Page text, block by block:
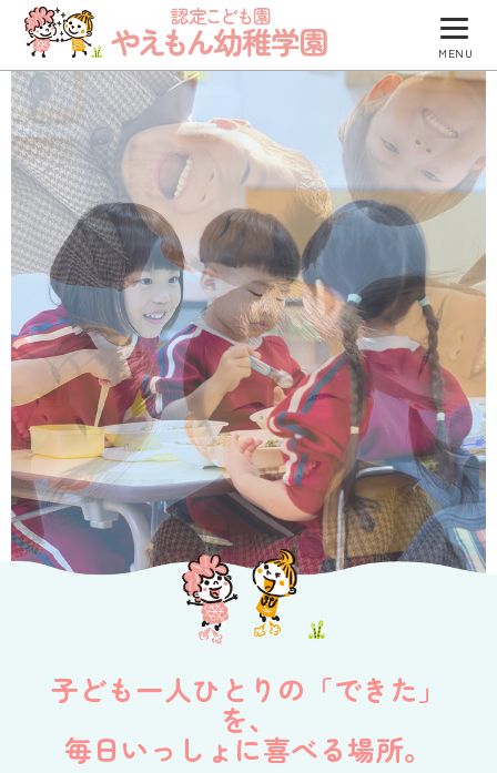
子ども一人ひとりの「できた」
を、
毎日いっしょに喜べる場所。
MENU
園について
園での生活
防災について
入園のご案内
園のブログ
つくしグループ